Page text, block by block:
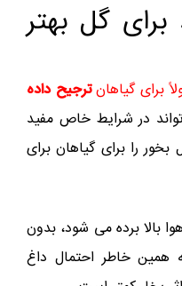
گل بهتر
برای گیاهانترجیح داده
در شرایط خاص مفید
را برای گیاهان برای
بالا برده می شود، بدون
همین خاطر احتمال داغ